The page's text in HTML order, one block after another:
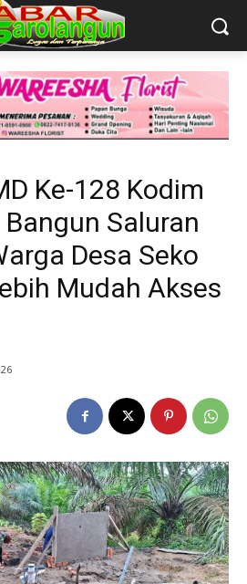
Ke-128 Kodim
Saluran
Desa Seko
Mudah Akses